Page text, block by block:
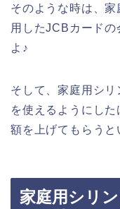
そのような時は、家
用したJCBカード
よ♪
そして、家庭用シ
を使えるようにし
額を上げてもらうと
家庭用シリ